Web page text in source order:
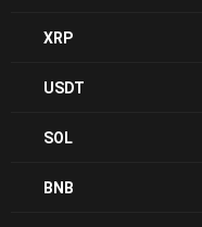
XRP
USDT
SOL
BNB